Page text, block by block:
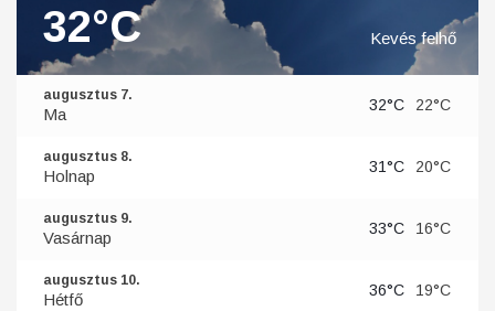
32°C Kevés felhő
augusztus 7.
Ma 32°C 22°C
augusztus 8.
Holnap 31°C 20°C
augusztus 9.
Vasárnap 33°C 16°C
augusztus 10.
Hétfő 36°C 19°C